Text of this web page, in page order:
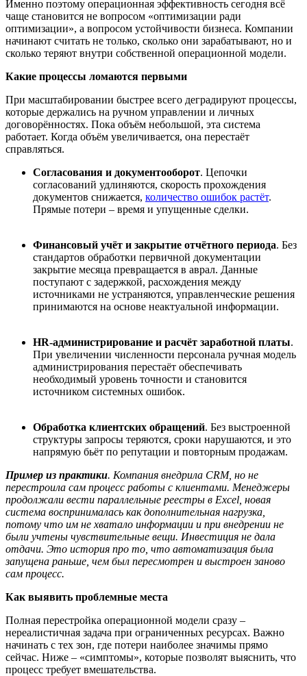
Именно поэтому операционная эффективность сегодня всё
чаще становится не вопросом «оптимизации ради
оптимизации», а вопросом устойчивости бизнеса. Компании
начинают считать не только, сколько они зарабатывают, но и
сколько теряют внутри собственной операционной модели.
Какие процессы ломаются первыми
При масштабировании быстрее всего деградируют процессы,
которые держались на ручном управлении и личных
договорённостях. Пока объём небольшой, эта система
работает. Когда объём увеличивается, она перестаёт
справляться.
Согласования и документооборот. Цепочки
согласований удлиняются, скорость прохождения
документов снижается, количество ошибок растёт.
Прямые потери – время и упущенные сделки.
Финансовый учёт и закрытие отчётного периода. Без
стандартов обработки первичной документации
закрытие месяца превращается в аврал. Данные
поступают с задержкой, расхождения между
источниками не устраняются, управленческие решения
принимаются на основе неактуальной информации.
HR-администрирование и расчёт заработной платы.
При увеличении численности персонала ручная модель
администрирования перестаёт обеспечивать
необходимый уровень точности и становится
источником системных ошибок.
Обработка клиентских обращений. Без выстроенной
структуры запросы теряются, сроки нарушаются, и это
напрямую бьёт по репутации и повторным продажам.
Пример из практики. Компания внедрила CRM, но не
перестроила сам процесс работы с клиентами. Менеджеры
продолжали вести параллельные реестры в Excel, новая
система воспринималась как дополнительная нагрузка,
потому что им не хватало информации и при внедрении не
были учтены чувствительные вещи. Инвестиция не дала
отдачи. Это история про то, что автоматизация была
запущена раньше, чем был пересмотрен и выстроензаново
сам процесс.
Как выявить проблемные места
Полная перестройка операционной модели сразу –
нереалистичная задача при ограниченных ресурсах. Важно
начинать с тех зон, где потери наиболее значимы прямо
сейчас. Ниже – «симптомы», которые позволят выяснить, что
процесс требует вмешательства.